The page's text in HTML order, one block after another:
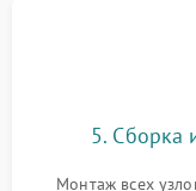
5. Сборка
Монтаж всех